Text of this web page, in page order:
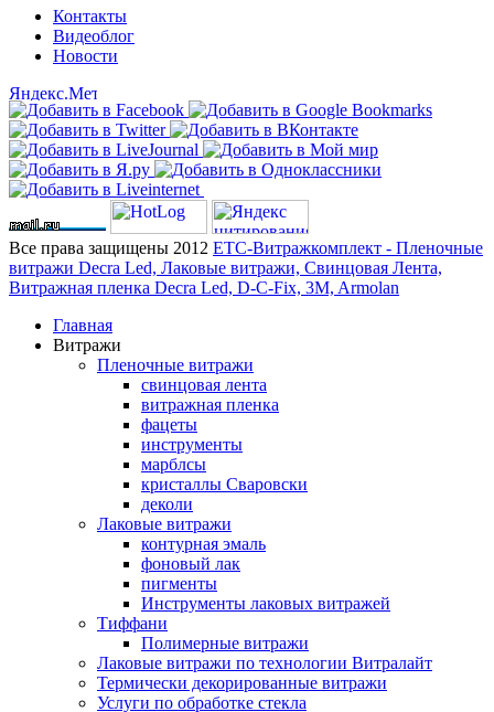
Контакты
Видеоблог
Новости
Все права защищены 2012 ЕТС-Витражкомплект - Пленочные
витражи Decra Led, Лаковые витражи, Свинцовая Лента,
Витражная пленка Decra Led, D-C-Fix, 3M, Armolan
Главная
Витражи
Пленочные витражи
свинцовая лента
витражная пленка
фацеты
инструменты
марблсы
кристаллы Сваровски
деколи
Лаковые витражи
контурная эмаль
фоновый лак
пигменты
Инструменты лаковых витражей
Тиффани
Полимерные витражи
Лаковые витражи по технологии Витралайт
Термически декорированные витражи
Услуги по обработке стекла